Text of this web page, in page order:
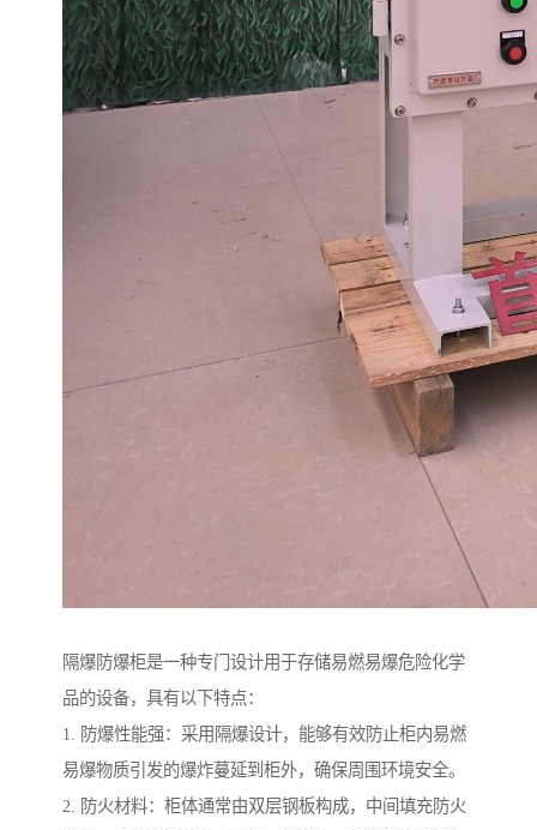
隔爆防爆柜是一种专门设计用于存储易燃易爆危险化学
品的设备，具有以下特点：
1. 防爆性能强：采用隔爆设计，能够有效防止柜内易燃
易爆物质引发的爆炸蔓延到柜外，确保周围环境安全。
2. 防火材料：柜体通常由双层钢板构成，中间填充防火